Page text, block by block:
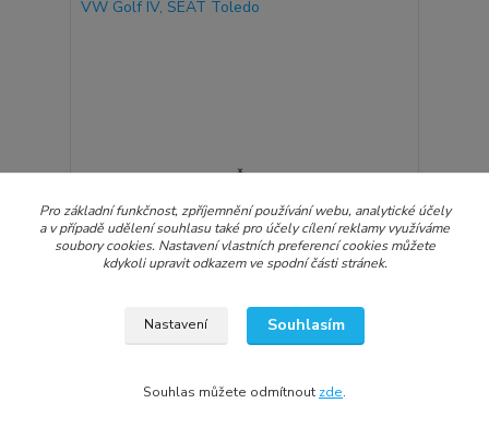
Tempomat pro vozidla ŠKODA Octavia I, VW Golf
1 242 Kč
850 Kč/ks
702 Kč bez DPH Skladem
Pro základní funkčnost, zpříjemnění používání webu, analytické účely
a v případě udělení souhlasu také pro účely cílení reklamy využíváme
soubory cookies. Nastavení vlastních preferencí cookies můžete
kdykoli upravit odkazem ve spodní části stránek.
Nastavení Souhlasím
Souhlas můžete odmítnout zde.